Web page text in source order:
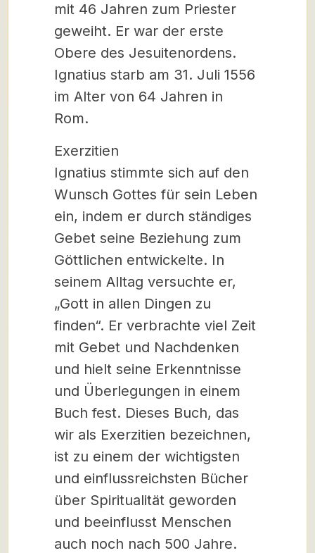
mit 46 Jahren zum Priester
geweiht. Er war der erste
Obere des Jesuitenordens.
Ignatius starb am 31. Juli 1556
im Alter von 64 Jahren in
Rom.
Exerzitien
Ignatius stimmte sich auf den
Wunsch Gottes für sein Leben
ein, indem er durch ständiges
Gebet seine Beziehung zum
Göttlichen entwickelte. In
seinem Alltag versuchte er,
„Gott in allen Dingen zu
finden“. Er verbrachte viel Zeit
mit Gebet und Nachdenken
und hielt seine Erkenntnisse
und Überlegungen in einem
Buch fest. Dieses Buch, das
wir als Exerzitien bezeichnen,
ist zu einem der wichtigsten
und einflussreichsten Bücher
über Spiritualität geworden
und beeinflusst Menschen
auch noch nach 500 Jahre.